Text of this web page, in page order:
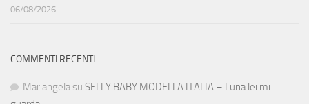
06/08/2026
COMMENTI RECENTI
Mariangela su SELLY BABY MODELLA ITALIA – Luna lei mi